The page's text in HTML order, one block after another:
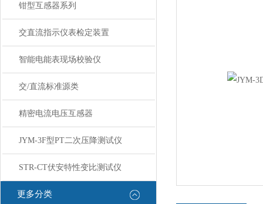
钳型互感器系列
交直流指示仪表检定装置
智能电能表现场校验仪
交/直流标准源类
精密电流电压互感器
JYM-3F型PT二次压降测试仪
STR-CT伏安特性变比测试仪
更多分类